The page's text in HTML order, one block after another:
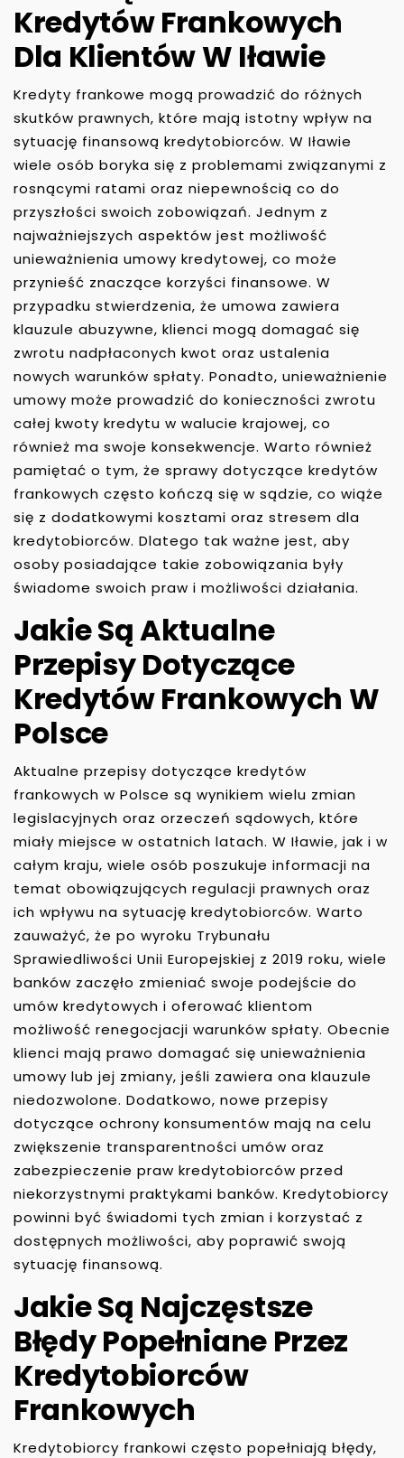
Kredytów Frankowych
Dla Klientów W Iławie
Kredyty frankowe mogą prowadzić do różnych
skutków prawnych, które mają istotny wpływ na
sytuację finansową kredytobiorców. W Iławie
wiele osób boryka się z problemami związanymi z
rosnącymi ratami oraz niepewnością co do
przyszłości swoich zobowiązań. Jednym z
najważniejszych aspektów jest możliwość
unieważnienia umowy kredytowej, co może
przynieść znaczące korzyści finansowe. W
przypadku stwierdzenia, że umowa zawiera
klauzule abuzywne, klienci mogą domagać się
zwrotu nadpłaconych kwot oraz ustalenia
nowych warunków spłaty. Ponadto, unieważnienie
umowy może prowadzić do konieczności zwrotu
całej kwoty kredytu w walucie krajowej, co
również ma swoje konsekwencje. Warto również
pamiętać o tym, że sprawy dotyczące kredytów
frankowych często kończą się w sądzie, co wiąże
się z dodatkowymi kosztami oraz stresem dla
kredytobiorców. Dlatego tak ważne jest, aby
osoby posiadające takie zobowiązania były
świadome swoich praw i możliwości działania.
Jakie Są Aktualne
Przepisy Dotyczące
Kredytów Frankowych W
Polsce
Aktualne przepisy dotyczące kredytów
frankowych w Polsce są wynikiem wielu zmian
legislacyjnych oraz orzeczeń sądowych, które
miały miejsce w ostatnich latach. W Iławie, jak i w
całym kraju, wiele osób poszukuje informacji na
temat obowiązujących regulacji prawnych oraz
ich wpływu na sytuację kredytobiorców. Warto
zauważyć, że po wyroku Trybunału
Sprawiedliwości Unii Europejskiej z 2019 roku, wiele
banków zaczęło zmieniać swoje podejście do
umów kredytowych i oferować klientom
możliwość renegocjacji warunków spłaty. Obecnie
klienci mają prawo domagać się unieważnienia
umowy lub jej zmiany, jeśli zawiera ona klauzule
niedozwolone. Dodatkowo, nowe przepisy
dotyczące ochrony konsumentów mają na celu
zwiększenie transparentności umów oraz
zabezpieczenie praw kredytobiorców przed
niekorzystnymi praktykami banków. Kredytobiorcy
powinni być świadomi tych zmian i korzystać z
dostępnych możliwości, aby poprawić swoją
sytuację finansową.
Jakie Są Najczęstsze
Błędy Popełniane Przez
Kredytobiorców
Frankowych
Kredytobiorcy frankowi często popełniają błędy,